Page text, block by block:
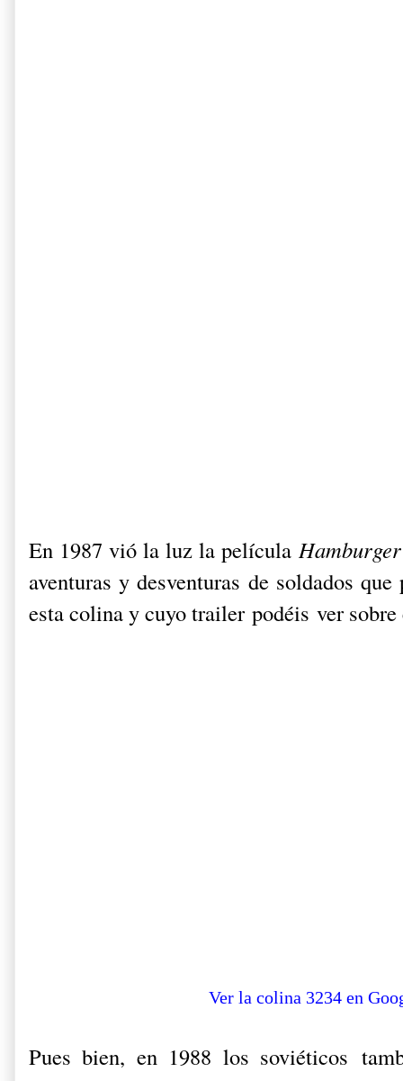
En 1987 vió la luz la película
aventuras y desventuras de soldados
esta colina y cuyo trailer podéis ver sobre
Ver la colina 3234 en
Pues bien, en 1988 los soviéticos